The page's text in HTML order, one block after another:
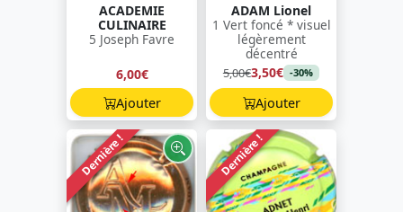
ACADEMIE
CULINAIRE
5 Joseph Favre
6,00€
Ajouter
ADAM Lionel
1 Vert foncé * visuel
légèrement
décentré
5,00€3,50€ -30%
Ajouter
Dernière ! Dernière !